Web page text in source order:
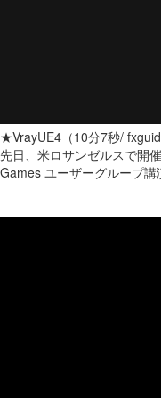
★VrayUE4（10分7秒/
先日、米ロサンゼルスで開
Games ユーザーグループ講